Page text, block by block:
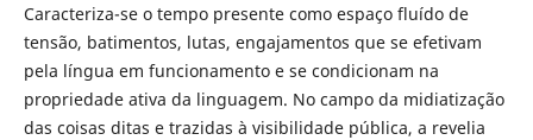
Caracteriza-se o tempo presente como espaço fluído de
tensão, batimentos, lutas, engajamentos que se efetivam
pela língua em funcionamento e se condicionam na
propriedade ativa da linguagem. No campo da midiatização
das coisas ditas e trazidas à visibilidade pública, a revelia